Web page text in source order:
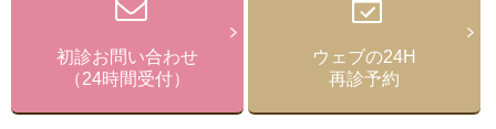
初診お問い合わせ
（24時間受付）
ウェブの24H
再診予約